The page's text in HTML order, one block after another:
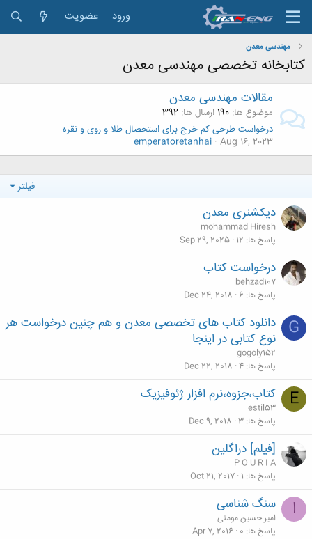
ورود عضویت
مهندسی معدن
کتابخانه تخصصی مهندسی معدن
مقالات مهندسی معدن
موضوع ها 190 ارسال ها 392
درخواست طرحی کم خرج برای استحصال طلا و روی و نقره
Aug 16, 2023
emperatoretanhai
فیلتر
دیکشنری معدن
mohammad Hiresh
پاسخ ها 12
Sep 29, 2025
درخواست کتاب
behzad107
پاسخ ها 6
Dec 24, 2018
G
دانلود کتاب های تخصصی معدن و هم چنین درخواست هر
نوع کتابی در اینجا
gogoly152
پاسخ ها 4
Dec 22, 2018
E کتاب،جزوه،نرم افزار ژئوفیزیک
estil53
پاسخ ها 3
Dec 9, 2018
[فیلم] دراگلین
P O U R I A
پاسخ ها 1
Oct 21, 2017
ا سنگ شناسی
امیر حسین مومنی
پاسخ ها 0
Apr 7, 2016